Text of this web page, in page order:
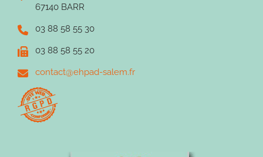
67140 BARR
03 88 58 55 30
03 88 58 55 20
contact@ehpad-salem.fr